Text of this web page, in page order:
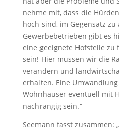
nehme mit, dass die
hoch sind, im Gegensatz zu
Gewerbebetrieben gibt es
eine geeignete Hofstelle zu
sein! Hier müssen wir die
verändern und
erhalten. Eine
Wohnhäuser eventuell mit
nachrangig sein.“
Seemann fasst zusammen: